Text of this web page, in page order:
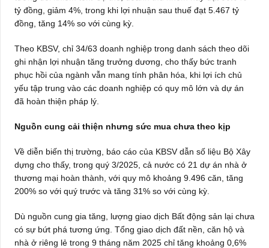
tỷ đồng, giảm 4%, trong khi lợi nhuận sau thuế đạt 5.467 tỷ
đồng, tăng 14% so với cùng kỳ.
Theo KBSV, chỉ 34/63 doanh nghiệp trong danh sách theo dõi
ghi nhận lợi nhuận tăng trưởng dương, cho thấy bức tranh
phục hồi của ngành vẫn mang tính phân hóa, khi lợi ích chủ
yếu tập trung vào các doanh nghiệp có quy mô lớn và dự án
đã hoàn thiện pháp lý.
Nguồn cung cải thiện nhưng sức mua chưa theo kịp
Về diễn biến thị trường, báo cáo của KBSV dẫn số liệu Bộ Xây
dựng cho thấy, trong quý 3/2025, cả nước có 21 dự án nhà ở
thương mại hoàn thành, với quy mô khoảng 9.496 căn, tăng
200% so với quý trước và tăng 31% so với cùng kỳ.
Dù nguồn cung gia tăng, lượng giao dịch Bất động sản lại chưa
có sự bứt phá tương ứng. Tổng giao dịch đất nền, căn hộ và
nhà ở riêng lẻ trong 9 tháng năm 2025 chỉ tăng khoảng 0,6%